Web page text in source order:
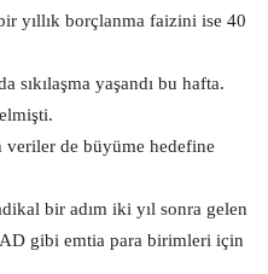
yıllık borçlanma faizini ise 40
sıkılaşma yaşandı bu hafta.
veriler de büyüme hedefine
bir adım iki yıl sonra gelen
gibi emtia para birimleri için